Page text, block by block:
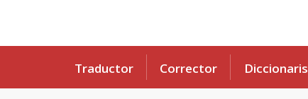
Traductor Corrector Diccionaris